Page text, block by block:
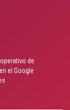
de
el Google